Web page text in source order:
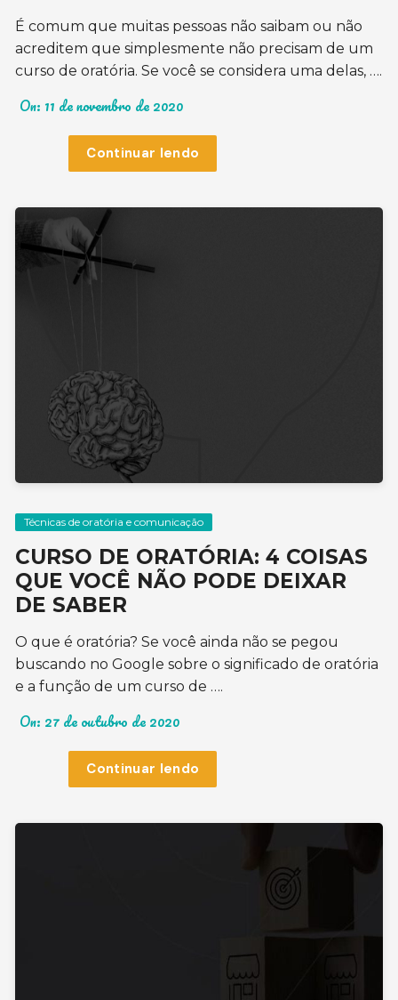
É comum que muitas pessoas não saibam ou não
acreditem que simplesmente não precisam de um
curso de oratória. Se você se considera uma delas, ….
On: 11 de novembro de 2020
Continuar lendo
Técnicas de oratória e comunicação
CURSO DE ORATÓRIA: 4 COISAS
QUE VOCÊ NÃO PODE DEIXAR
DE SABER
O que é oratória? Se você ainda não se pegou
buscando no Google sobre o significado de oratória
e a função de um curso de ….
On: 27 de outubro de 2020
Continuar lendo